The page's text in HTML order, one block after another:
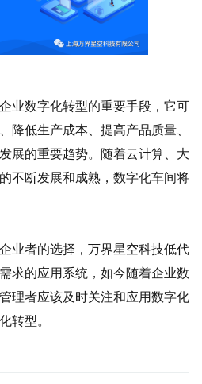
业数字化转型的重要手段，它可
降低生产成本、提高产品质量、
展的重要趋势。随着云计算、大
不断发展和成熟，数字化车间将
业者的选择，万界星空科技低代
求的应用系统，如今随着企业数
理者应该及时关注和应用数字化
转型。